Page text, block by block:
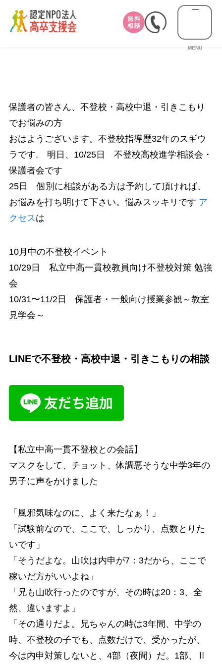
無料
相談
MENU
保護者の皆さん、不登校・高校中退・引きこもり
でお悩みの方
おはようございます。不登校指導歴32年のスギウ
ラです. 明日、10/25日 不登校高校進学相談会・
保護者会です
25日 個別に相談がある方は予約して頂ければ、
お悩みを打ち明けて下さい。悩みスッキリです ア
クセスは
10月中の不登校イベント
10/29日 私立中高一貫校教員向け不登校対策 勉強
会
10/31〜11/2日 保護者・一般向け授業参観～教室
見学会～
LINEで不登校・高校中退・引きこもりの相談
【私立中高一貫不登校との会話】
マスクをして、チョット、体調悪そうな中学3年の
男子に声をかけました
「風邪気味なのに、よく来たなぁ！」
「試験前なので、ここで、しっかり、点数とりた
いです」
「そうだよな。山吹は内申が7：3だから、ここで
稼いだ方がいいよね」
「兄も山吹行ったのですが、その時は20：3、全
然、違いますよ」
「その通りだよ。兄ちゃんの時は3年間、中学の
時、不登校の子でも、点数だけで、受かったが、
今は内申対策しないと、4部（夜間）だ。1部、Ⅱ